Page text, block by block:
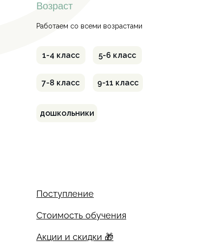
дошкольники
9-11 класс
7-8 класс
1-4 класс 5-6 класс
Работаем со всеми возрастами
Возраст
Поступление
Стоимость обучения
Акции и скидки 🎁